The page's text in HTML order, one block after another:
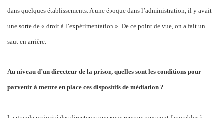
dans quelques établissements. A une époque dans l’administration, il y avait
une sorte de « droit à l’expérimentation ». De ce point de vue, on a fait un
saut en arrière.
Au niveau d’un directeur de la prison, quelles sont les conditions pour
parvenir à mettre en place ces dispositifs de médiation ?